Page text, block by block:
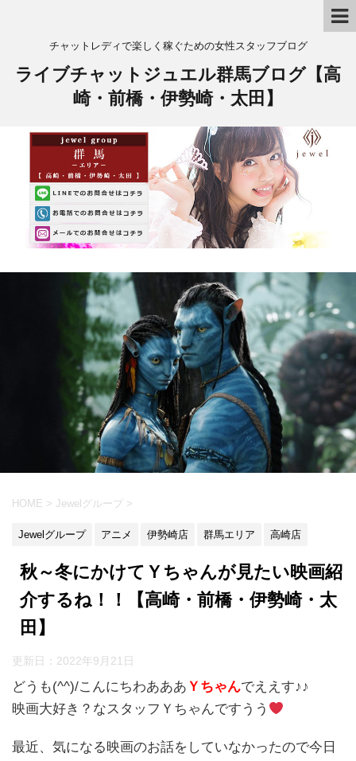
チャットレディで楽しく稼ぐための女性スタッフブログ
ライブチャットジュエル群馬ブログ【高
崎・前橋・伊勢崎・太田】
HOME > Jewelグループ >
Jewelグループ アニメ 伊勢崎店 群馬エリア 高崎店
秋～冬にかけてＹちゃんが見たい映画紹
介するね！！【高崎・前橋・伊勢崎・太
田】
更新日： 2022年9月21日
どうも(^^)/こんにちわあああ Ｙちゃんでええす♪♪
映画大好き？なスタッフＹちゃんですうう
最近、気になる映画のお話をしていなかったので今日